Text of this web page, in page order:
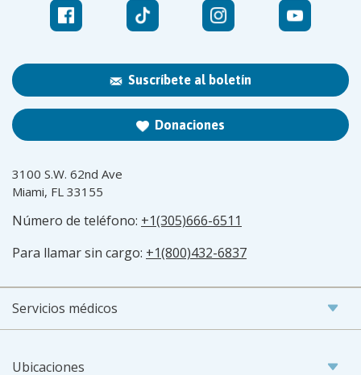
Suscríbete al boletín
Donaciones
3100 S.W. 62nd Ave
Miami, FL 33155
Número de teléfono: +1(305)666-6511
Para llamar sin cargo: +1(800)432-6837
Servicios médicos
Ubicaciones